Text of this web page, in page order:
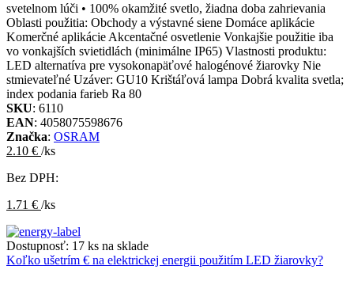
svetelnom lúči • 100% okamžité svetlo, žiadna doba zahrievania
Oblasti použitia: Obchody a výstavné siene Domáce aplikácie
Komerčné aplikácie Akcentačné osvetlenie Vonkajšie použitie iba
vo vonkajších svietidlách (minimálne IP65) Vlastnosti produktu:
LED alternatíva pre vysokonapäťové halogénové žiarovky Nie
stmievateľné Uzáver: GU10 Krištáľová lampa Dobrá kvalita svetla;
index podania farieb Ra 80
SKU: 6110
EAN: 4058075598676
Značka: OSRAM
2.10 € /ks
Bez DPH:
1.71 € /ks
Dostupnosť: 17 ks na sklade
Koľko ušetrím € na elektrickej energii použitím LED žiarovky?